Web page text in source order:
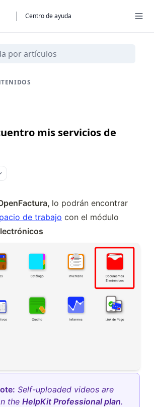
Centro de ayuda
mis servicios de
lo podrán encontrar
de trabajo
Self-uploaded videos are
the HelpKit Professional plan.